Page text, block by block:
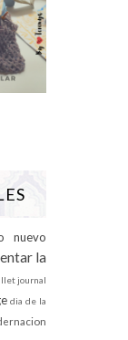
nuevo
la
journal
dia de la